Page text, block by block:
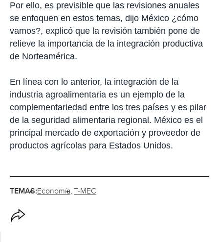
Por ello, es previsible que las revisiones anuales
se enfoquen en estos temas, dijo México ¿cómo
vamos?, explicó que la revisión también pone de
relieve la importancia de la integración productiva
de Norteamérica.
En línea con lo anterior, la integración de la
industria agroalimentaria es un ejemplo de la
complementariedad entre los tres países y es pilar
de la seguridad alimentaria regional. México es el
principal mercado de exportación y proveedor de
productos agrícolas para Estados Unidos.
TEMAS:Economía T-MEC